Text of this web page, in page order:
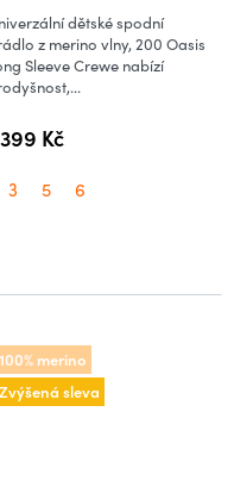
Kč
dětské spodní
z merino vlny, 200 Oasis
Sleeve Crewe nabízí
3 5 6
100% merino
Zvýšená sleva